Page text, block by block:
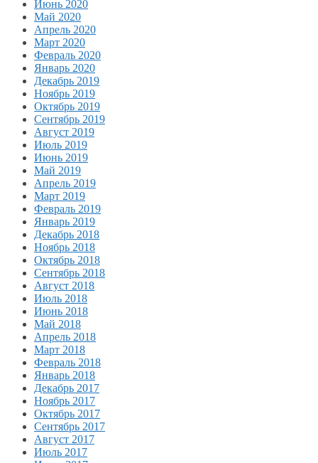
Июнь 2020
Май 2020
Апрель 2020
Март 2020
Февраль 2020
Январь 2020
Декабрь 2019
Ноябрь 2019
Октябрь 2019
Сентябрь 2019
Август 2019
Июль 2019
Июнь 2019
Май 2019
Апрель 2019
Март 2019
Февраль 2019
Январь 2019
Декабрь 2018
Ноябрь 2018
Октябрь 2018
Сентябрь 2018
Август 2018
Июль 2018
Июнь 2018
Май 2018
Апрель 2018
Март 2018
Февраль 2018
Январь 2018
Декабрь 2017
Ноябрь 2017
Октябрь 2017
Сентябрь 2017
Август 2017
Июль 2017